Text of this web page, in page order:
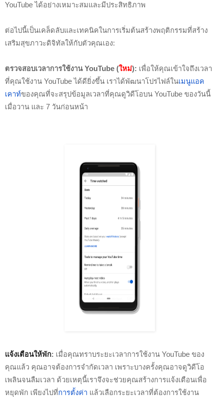
YouTube ได้อย่างเหมาะสมและมีประสิทธิภาพ
ต่อไปนี้เป็นเคล็ดลับและเทคนิคในการเริ่มต้นสร้างพฤติกรรมที่สร้าง
เสริมสุขภาวะดิจิทัลให้กับตัวคุณเอง:
ตรวจสอบเวลาการใช้งาน YouTube (ใหม่): เพื่อให้คุณเข้าใจถึงเวลา
ที่คุณใช้งาน YouTube ได้ดียิ่งขึ้น เราได้พัฒนาโปรไฟล์ในเมนูแอค
เคาท์ของคุณที่จะสรุปข้อมูลเวลาที่คุณดูวิดีโอบน YouTube ของวันนี้
เมื่อวาน และ 7 วันก่อนหน้า
แจ้งเตือนให้พัก: เมื่อคุณทราบระยะเวลาการใช้งาน YouTube ของ
คุณแล้ว คุณอาจต้องการจำกัดเวลา เพราะบางครั้งคุณอาจดูวิดีโอ
เพลินจนลืมเวลา ด้วยเหตุนี้เราจึงจะช่วยคุณสร้างการแจ้งเตือนเพื่อ
หยุดพัก เพียงไปที่การตั้งค่า แล้วเลือกระยะเวลาที่ต้องการใช้งาน